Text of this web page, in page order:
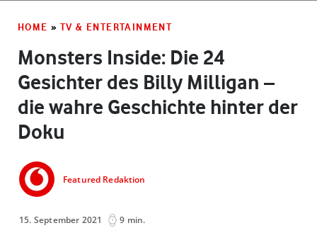
HOME » TV & ENTERTAINMENT
Monsters Inside: Die 24
Gesichter des Billy Milligan –
die wahre Geschichte hinter der
Doku
Featured Redaktion
15. September 2021 9 min.